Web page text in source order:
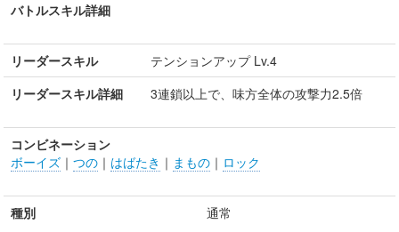
バトルスキル詳細
リーダースキル
テンションアップ Lv.4
リーダースキル詳細
3連鎖以上で、味方全体の攻撃力2.5倍
コンビネーション
ボーイズ ｜ つの ｜ はばたき ｜ まもの ｜ ロック
種別 通常